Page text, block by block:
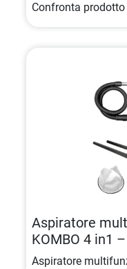
Confronta prodotto
Aspiratore
KOMBO 4 in1
Lavor
Aspiratore